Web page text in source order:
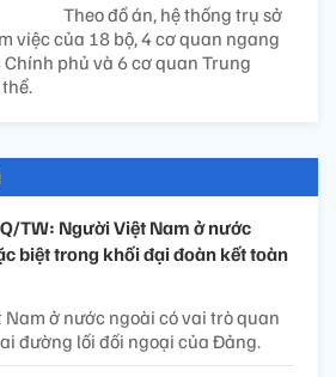
Theo đồ án, hệ thống trụ sở
việc của 18 bộ, 4 cơ quan ngang
phủ và 6 cơ quan Trung
TW: Người Việt Nam ở nước
biệt trong khối đại đoàn kết toàn
ở nước ngoài có vai trò quan
đường lối đối ngoại của Đảng.